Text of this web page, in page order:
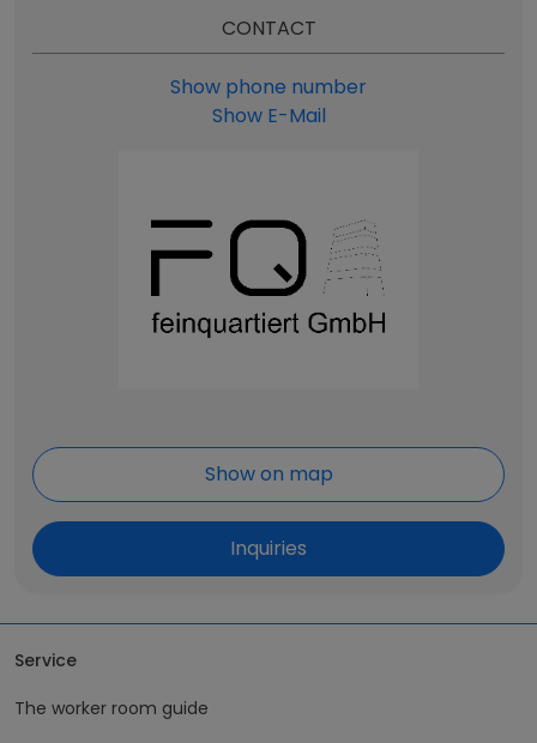
CONTACT
Show phone number
Show E-Mail
Show on map
Inquiries
Service
The worker room guide